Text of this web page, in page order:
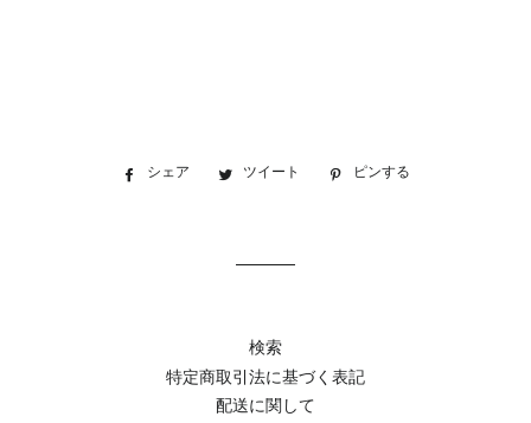
シェア
Facebookツイート
Twitter ピンする
検索
特定商取引法に基づく表記
配送に関して